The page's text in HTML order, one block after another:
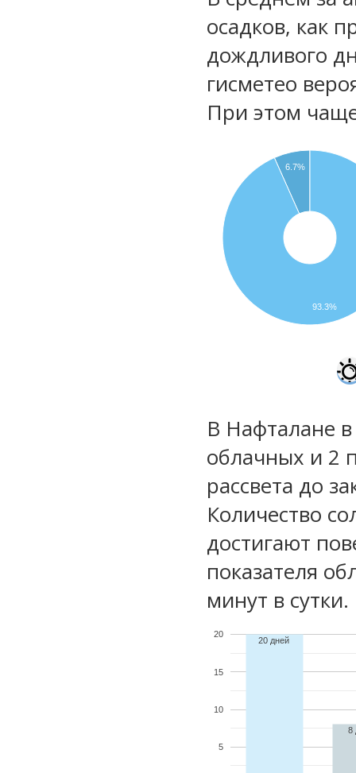
осадков, как
дождливого
гисметео
При этом
6.7%
93.3%
В Нафталане
облачных и 2
рассвета до
Количество
достигают
показателя
минут в сутки.
5
10
15
20
20 дней
8